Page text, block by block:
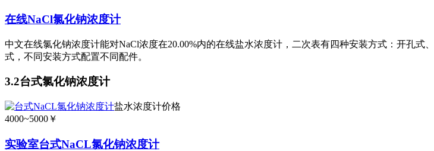
在线NaCl氯化钠浓度计
中文在线氯化钠浓度计能对NaCl浓度在20.00%内的在线盐水浓度计，二次表有四种安装方式：开孔
式，不同安装方式配置不同配件。
3.2台式氯化钠浓度计
盐水浓度计价格
4000~5000￥
实验室台式NaCL氯化钠浓度计